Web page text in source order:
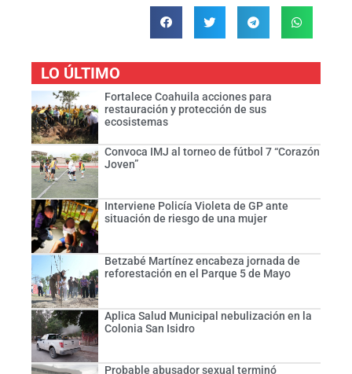
LO ÚLTIMO
Fortalece Coahuila acciones para
restauración y protección de sus
ecosistemas
Convoca IMJ al torneo de fútbol 7 “Corazón
Joven”
Interviene Policía Violeta de GP ante
situación de riesgo de una mujer
Betzabé Martínez encabeza jornada de
reforestación en el Parque 5 de Mayo
Aplica Salud Municipal nebulización en la
Colonia San Isidro
Probable abusador sexual terminó